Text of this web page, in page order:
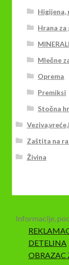
Higijena,
Hrana za
Mlečne
Oprema
Premiksi
Stočna
Zaštita na
Živina
Informacije,
DETELINA
OBRAZAC